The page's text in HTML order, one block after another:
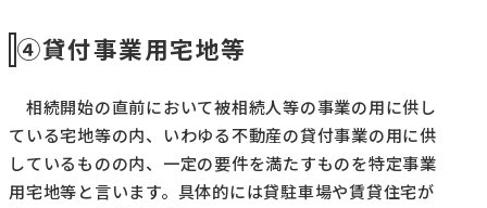
④貸付事業用宅地等
相続開始の直前において被相続人等の事業の用に供し
ている宅地等の内、いわゆる不動産の貸付事業の用に供
しているものの内、一定の要件を満たすものを特定事業
用宅地等と言います。具体的には貸駐車場や賃貸住宅が